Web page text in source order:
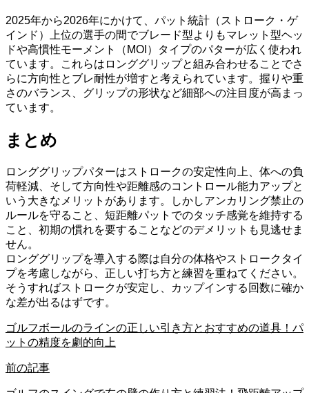
2025年から2026年にかけて、パット統計（ストローク・ゲ
インド）上位の選手の間でブレード型よりもマレット型ヘッ
ドや高慣性モーメント（MOI）タイプのパターが広く使われ
ています。これらはロンググリップと組み合わせることでさ
らに方向性とブレ耐性が増すと考えられています。握りや重
さのバランス、グリップの形状など細部への注目度が高まっ
ています。
まとめ
ロンググリップパターはストロークの安定性向上、体への負
荷軽減、そして方向性や距離感のコントロール能力アップと
いう大きなメリットがあります。しかしアンカリング禁止の
ルールを守ること、短距離パットでのタッチ感覚を維持する
こと、初期の慣れを要することなどのデメリットも見逃せま
せん。
ロンググリップを導入する際は自分の体格やストロークタイ
プを考慮しながら、正しい打ち方と練習を重ねてください。
そうすればストロークが安定し、カップインする回数に確か
な差が出るはずです。
ゴルフボールのラインの正しい引き方とおすすめの道具！パ
ットの精度を劇的向上
前の記事